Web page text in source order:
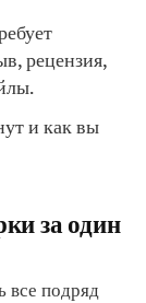
рецензия,
и как вы
за один
все подряд